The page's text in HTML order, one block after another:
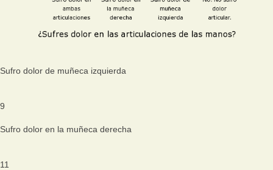
Sufro dolor de muñeca izquierda
9
Sufro dolor en la muñeca derecha
11